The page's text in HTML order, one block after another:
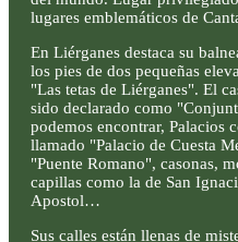
lugares emblemáticos de
En Liérganes destaca su
los pies de dos pequeñas
"Las tetas de Liérganes". El
sido declarado como
podemos encontrar, Palacios
llamado "Palacio de Cuesta
"Puente Romano", casonas,
capillas como la de San
Apostol…
Sus calles están llenas de